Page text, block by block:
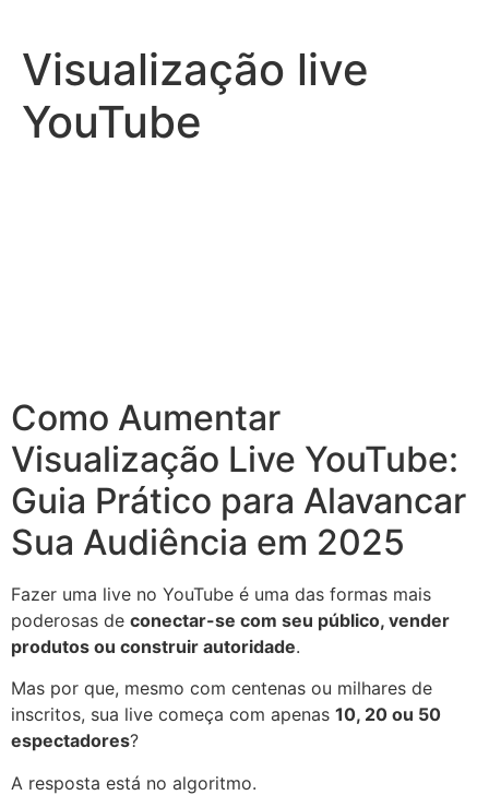
conteúdo
Visualização live
YouTube
Como Aumentar
Visualização Live YouTube:
Guia Prático para Alavancar
Sua Audiência em 2025
Fazer uma live no YouTube é uma das formas mais
poderosas de conectar-se com seu público, vender
produtos ou construir autoridade.
Mas por que, mesmo com centenas ou milhares de
inscritos, sua live começa com apenas 10, 20 ou 50
espectadores?
A resposta está no algoritmo.